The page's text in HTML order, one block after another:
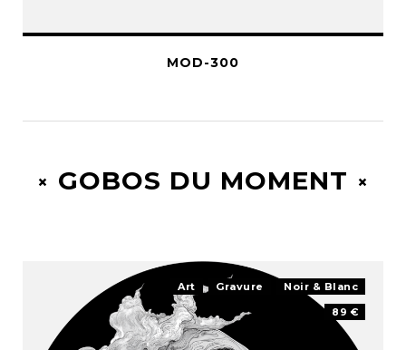
MOD-300
GOBOS DU MOMENT
Art Gravure
Noir & Blanc
89 €